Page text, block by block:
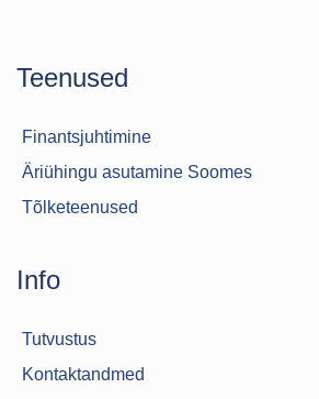
Teenused
Finantsjuhtimine
Äriühingu asutamine Soomes
Tõlketeenused
Info
Tutvustus
Kontaktandmed